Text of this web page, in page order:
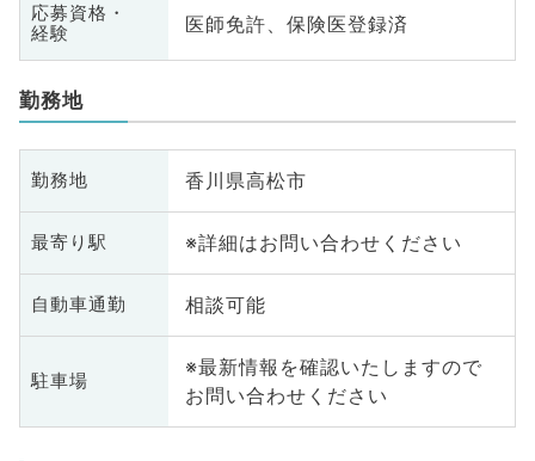
応募資格・
経験
医師免許、保険医登録済
勤務地
勤務地 香川県高松市
最寄り駅 ※詳細はお問い合わせください
自動車通勤 相談可能
駐車場
※最新情報を確認いたしますので
お問い合わせください